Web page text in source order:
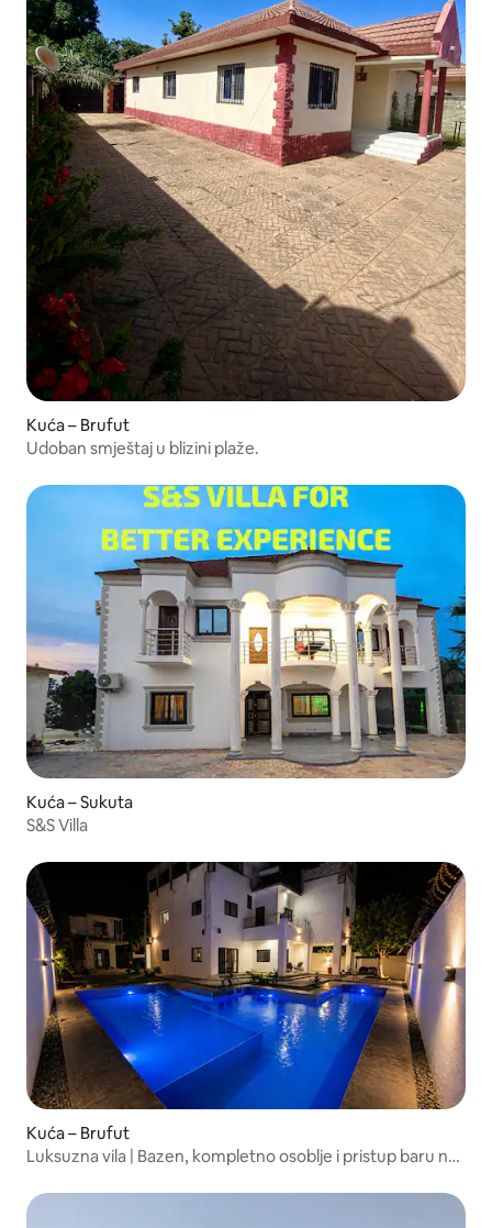
Kuća – Brufut
Udoban smještaj u blizini plaže.
Kuća – Sukuta
S&S Villa
Kuća – Brufut
Luksuzna vila | Bazen, kompletno osoblje i pristup baru na